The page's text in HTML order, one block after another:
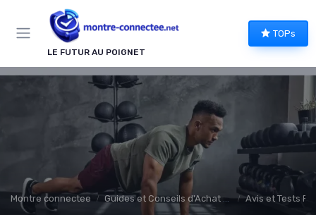
LE FUTUR AU POIGNET
TOPs
Montre connectee Guides et Conseils d'Achat montee connectée Avis et Tests
Panneau de gestion des cookies